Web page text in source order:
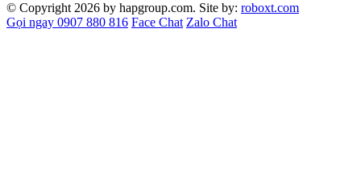
© Copyright 2026 by hapgroup.com. Site by: roboxt.com
Gọi ngay 0907 880 816 Face Chat Zalo Chat